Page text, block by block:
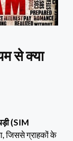
से क्या
(SIM
जिससे ग्राहकों के